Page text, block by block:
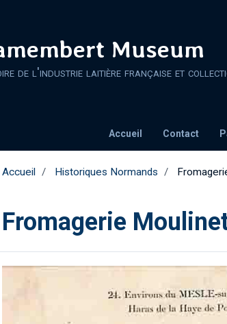
Museum
de l'industrie laitière française et
Accueil Contact
Accueil Historiques Normands
Fromagerie